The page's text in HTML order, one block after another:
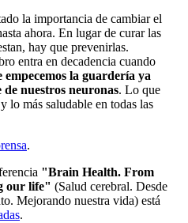
la importancia de cambiar el
ahora. En lugar de curar las
hay que prevenirlas.
entra en decadencia cuando
empecemos la guardería ya
nuestros neuronas. Lo que
lo más saludable en todas las
.
"Brain Health. From
our life" (Salud cerebral. Desde
Mejorando nuestra vida) está
.